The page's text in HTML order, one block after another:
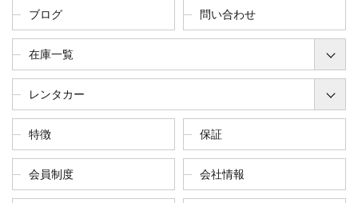
ブログ 問い合わせ
在庫一覧
レンタカー
特徴 保証
会員制度 会社情報